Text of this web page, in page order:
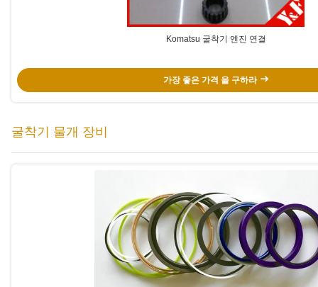
Komatsu 굴착기 엔진 연결
가장 좋은 가격 을 구하라
굴착기 물개 장비